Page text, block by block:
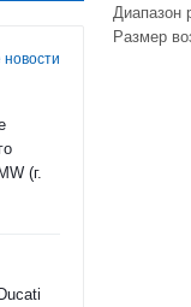
новости
(г.
Диапазон
Размер